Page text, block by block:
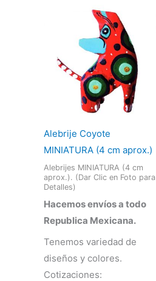
Alebrije Coyote
MINIATURA (4 cm aprox.)
Alebrijes MINIATURA (4 cm
aprox.). (Dar Clic en Foto para
Detalles)
Hacemos envíos a todo
Republica Mexicana.
Tenemos variedad de
diseños y colores.
Cotizaciones: